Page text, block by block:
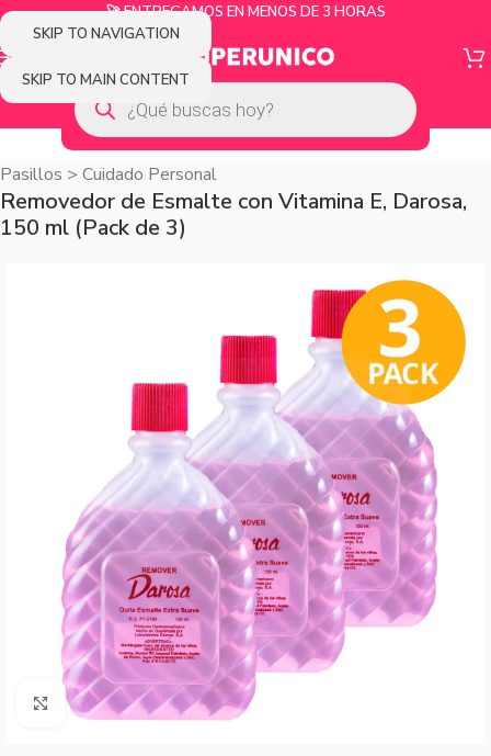
SKIP TO NAVIGATION
SKIP TO MAIN CONTENT
🚀 ENTREGAMOS EN MENOS DE 3 HORAS
Pasillos > Cuidado Personal
Removedor de Esmalte con Vitamina E, Darosa,
150 ml (Pack de 3)
Agrandar imagen